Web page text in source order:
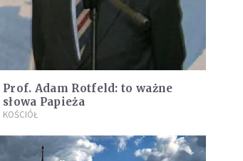
Prof. Adam Rotfeld: to ważne
słowa Papieża
KOŚCIÓŁ